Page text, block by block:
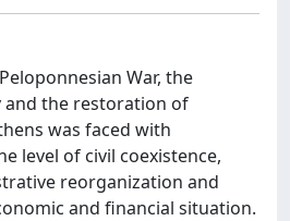
War, the
the restoration of
was faced with
level of civil coexistence,
reorganization and
and financial situation.